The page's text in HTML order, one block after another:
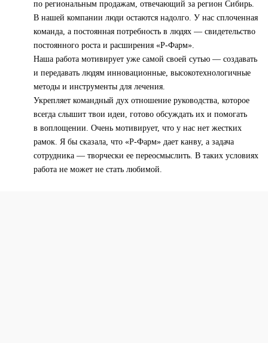
по региональным продажам, отвечающий за регион Сибирь.
В нашей компании люди остаются надолго. У нас сплоченная
команда, а постоянная потребность в людях — свидетельство
постоянного роста и расширения «Р-Фарм».
Наша работа мотивирует уже самой своей сутью — создавать
и передавать людям инновационные, высокотехнологичные
методы и инструменты для лечения.
Укрепляет командный дух отношение руководства, которое
всегда слышит твои идеи, готово обсуждать их и помогать
в воплощении. Очень мотивирует, что у нас нет жестких
рамок. Я бы сказала, что «Р-Фарм» дает канву, а задача
сотрудника — творчески ее переосмыслить. В таких условиях
работа не может не стать любимой.